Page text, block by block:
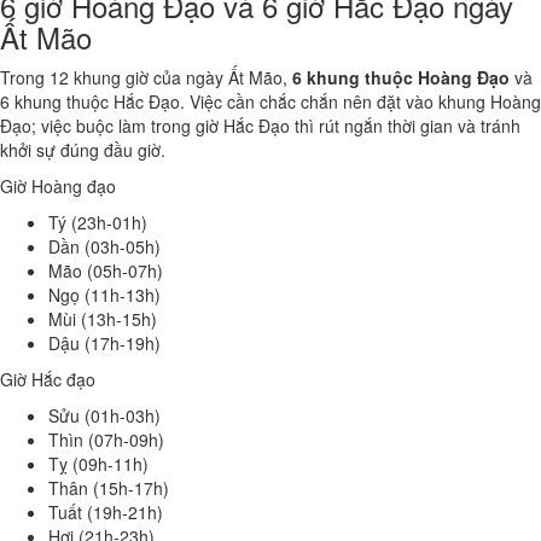
Ất Mão
Trong 12 khung giờ của ngày Ất Mão, 6 khung thuộc Hoàng Đạo và
6 khung thuộc Hắc Đạo. Việc cần chắc chắn nên đặt vào khung Hoàng
Đạo; việc buộc làm trong giờ Hắc Đạo thì rút ngắn thời gian và tránh
khởi sự đúng đầu giờ.
Giờ Hoàng đạo
Tý (23h-01h)
Dần (03h-05h)
Mão (05h-07h)
Ngọ (11h-13h)
Mùi (13h-15h)
Dậu (17h-19h)
Giờ Hắc đạo
Sửu (01h-03h)
Thìn (07h-09h)
Tỵ (09h-11h)
Thân (15h-17h)
Tuất (19h-21h)
Hợi (21h-23h)